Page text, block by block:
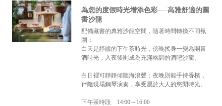
為您的度假時光增添色彩──高雅舒適的圖
書沙龍
配備藏書的典雅沙龍空間，隨著時間轉換不同氛
圍：
白天是靜謐的下午茶時光，傍晚搖身一變為開胃
酒時光，入夜後則成為充滿格調的酒吧沙龍。
白日裡可靜靜傾聽海浪聲；夜晚則能手持香檳，
伴隨現場鋼琴演奏，享受屬於大人的悠閒時光。
下午茶時段 14:00～16:00